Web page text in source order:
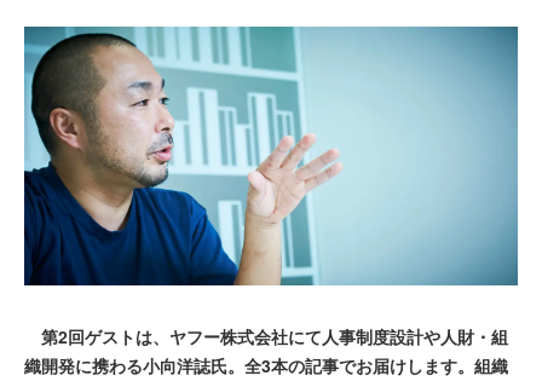
第2回ゲストは、ヤフー株式会社にて人事制度設計や人財・組
織開発に携わる小向洋誌氏。全3本の記事でお届けします。組織